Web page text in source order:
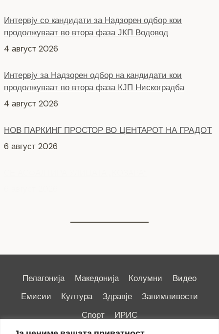
Интервју со кандидати за Надзорен одбор кои
продолжуваат во втора фаза ЈКП Водовод
4 август 2026
Интервју за Надзорен одбор на кандидати кои
продолжуваат во втора фаза КЈП Нискоградба
4 август 2026
НОВ ПАРКИНГ ПРОСТОР ВО ЦЕНТАРОТ НА ГРАДОТ
6 август 2026
Пелагонија Македонија Колумни
Видео
Емисии
Култура Здравје
Занимливости
Спорт
ИРИС